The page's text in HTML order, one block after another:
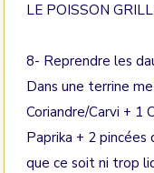
LE POISSON
8- Reprendre les
Dans une terrine
Coriandre/Carvi + 1
Paprika + 2
que ce soit ni trop